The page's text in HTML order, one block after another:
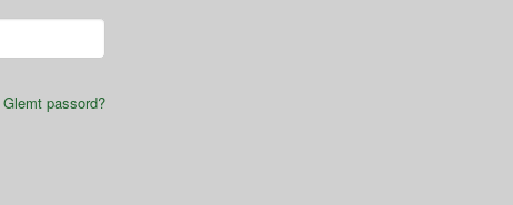
Glemt passord?